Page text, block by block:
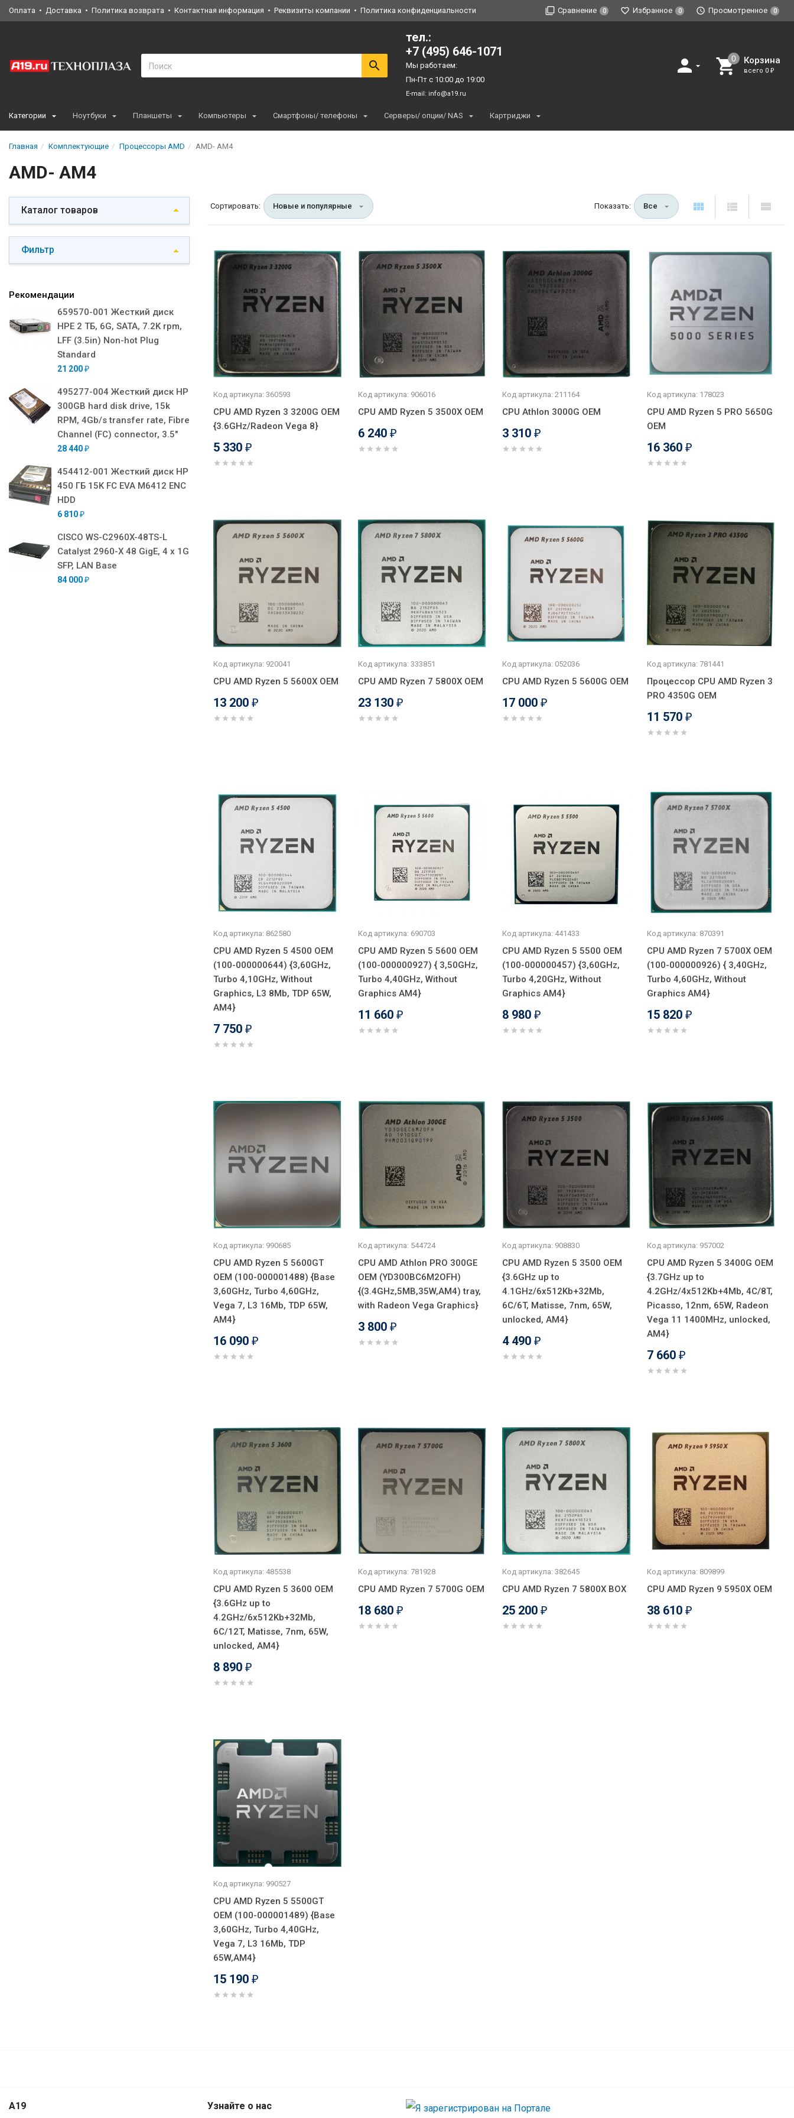
Оплата Доставка Политика возврата Контактная информация Реквизиты компании Политика конфиденциальности Сравнение 0 Избранное 0 Просмотренное 0
тел.:
+7 (495) 646-1071
Мы работаем:
Пн-Пт с 10:00 до 19:00
E-mail: info@a19.ru
Корзина
всего 0 ₽
Категории Ноутбуки Планшеты Компьютеры Смартфоны/ телефоны Серверы/ опции/ NAS Картриджи
Главная Комплектующие Процессоры AMD AMD- AM4
AMD- AM4
Каталог товаров
Фильтр
Рекомендации
659570-001 Жесткий диск
HPE 2 ТБ, 6G, SATA, 7.2K rpm,
LFF (3.5in) Non-hot Plug
Standard
21 200 ₽
495277-004 Жесткий диск HP
300GB hard disk drive, 15k
RPM, 4Gb/s transfer rate, Fibre
Channel (FC) connector, 3.5"
28 440 ₽
454412-001 Жесткий диск HP
450 ГБ 15K FC EVA M6412 ENC
HDD
6 810 ₽
CISCO WS-C2960X-48TS-L
Catalyst 2960-X 48 GigE, 4 x 1G
SFP, LAN Base
84 000 ₽
Сортировать: Новые и популярные Показать: Все
Код артикула: 360593
CPU AMD Ryzen 3 3200G OEM
{3.6GHz/Radeon Vega 8}
5 330 ₽
Код артикула: 906016
CPU AMD Ryzen 5 3500X OEM
6 240 ₽
Код артикула: 211164
CPU Athlon 3000G OEM
3 310 ₽
Код артикула: 178023
CPU AMD Ryzen 5 PRO 5650G
OEM
16 360 ₽
Код артикула: 920041
CPU AMD Ryzen 5 5600X OEM
13 200 ₽
Код артикула: 333851
CPU AMD Ryzen 7 5800X OEM
23 130 ₽
Код артикула: 052036
CPU AMD Ryzen 5 5600G OEM
17 000 ₽
Код артикула: 781441
Процессор CPU AMD Ryzen 3
PRO 4350G OEM
11 570 ₽
Код артикула: 862580
CPU AMD Ryzen 5 4500 OEM
(100-000000644) {3,60GHz,
Turbo 4,10GHz, Without
Graphics, L3 8Mb, TDP 65W,
AM4}
7 750 ₽
Код артикула: 690703
CPU AMD Ryzen 5 5600 OEM
(100-000000927) { 3,50GHz,
Turbo 4,40GHz, Without
Graphics AM4}
11 660 ₽
Код артикула: 441433
CPU AMD Ryzen 5 5500 OEM
(100-000000457) {3,60GHz,
Turbo 4,20GHz, Without
Graphics AM4}
8 980 ₽
Код артикула: 870391
CPU AMD Ryzen 7 5700X OEM
(100-000000926) { 3,40GHz,
Turbo 4,60GHz, Without
Graphics AM4}
15 820 ₽
Код артикула: 990685
CPU AMD Ryzen 5 5600GT
OEM (100-000001488) {Base
3,60GHz, Turbo 4,60GHz,
Vega 7, L3 16Mb, TDP 65W,
AM4}
16 090 ₽
Код артикула: 544724
CPU AMD Athlon PRO 300GE
OEM (YD300BC6M2OFH)
{(3.4GHz,5MB,35W,AM4) tray,
with Radeon Vega Graphics}
3 800 ₽
Код артикула: 908830
CPU AMD Ryzen 5 3500 OEM
{3.6GHz up to
4.1GHz/6x512Kb+32Mb,
6C/6T, Matisse, 7nm, 65W,
unlocked, AM4}
4 490 ₽
Код артикула: 957002
CPU AMD Ryzen 5 3400G OEM
{3.7GHz up to
4.2GHz/4x512Kb+4Mb, 4C/8T,
Picasso, 12nm, 65W, Radeon
Vega 11 1400MHz, unlocked,
AM4}
7 660 ₽
Код артикула: 485538
CPU AMD Ryzen 5 3600 OEM
{3.6GHz up to
4.2GHz/6x512Kb+32Mb,
6C/12T, Matisse, 7nm, 65W,
unlocked, AM4}
8 890 ₽
Код артикула: 781928
CPU AMD Ryzen 7 5700G OEM
18 680 ₽
Код артикула: 382645
CPU AMD Ryzen 7 5800X BOX
25 200 ₽
Код артикула: 809899
CPU AMD Ryzen 9 5950X OEM
38 610 ₽
Код артикула: 990527
CPU AMD Ryzen 5 5500GT
OEM (100-000001489) {Base
3,60GHz, Turbo 4,40GHz,
Vega 7, L3 16Mb, TDP
65W,AM4}
15 190 ₽
A19 Узнайте о нас